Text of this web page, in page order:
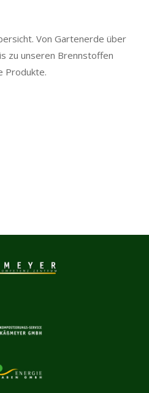
Von Gartenerde über
zu unseren Brennstoffen
Produkte.